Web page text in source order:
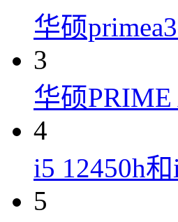
华硕
3
华硕
4
i5 12450h
5